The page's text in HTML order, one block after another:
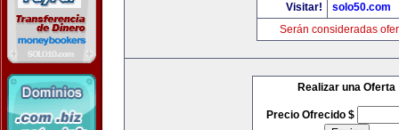
Visitar!
solo50.com
Serán consideradas
Realizar una Oferta
Precio Ofrecido $